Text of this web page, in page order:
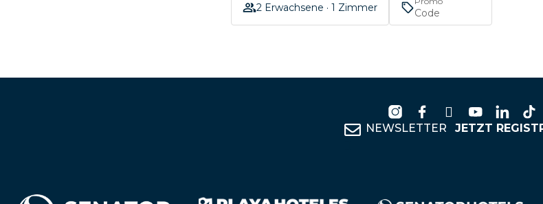
2 Erwachsene · 1 Zimmer
NEWSLETTER JETZT